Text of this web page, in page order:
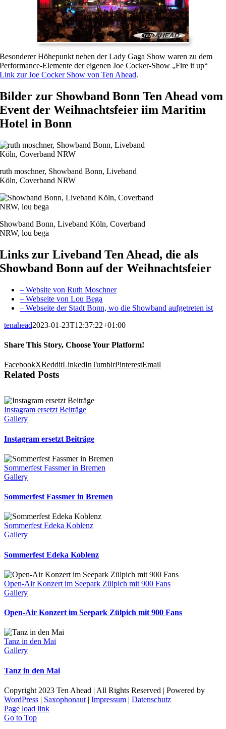
Besonderer Höhepunkt neben der Lady Gaga Show waren zu dem
Performance-Elemente der eigenen Joe Cocker-Show „Fire it up“
Link zur Joe Cocker Show von Ten Ahead.
Bilder zur Showband Bonn Ten Ahead vom
Event der Weihnachtsfeier iim Maritim
Hotel in Bonn
ruth moschner, Showband Bonn, Liveband
Köln, Coverband NRW
Showband Bonn, Liveband Köln, Coverband
NRW, lou bega
Links zur Liveband Ten Ahead, die als
Showband Bonn auf der Weihnachtsfeier
– Website von Ruth Moschner
– Webseite von Lou Bega
– Webseite der Stadt Bonn, wo die Showband aufgetreten ist
tenahead2023-01-23T12:37:22+01:00
Share This Story, Choose Your Platform!
FacebookXRedditLinkedInTumblrPinterestEmail
Related Posts
Instagram ersetzt Beiträge
Gallery
Instagram ersetzt Beiträge
Sommerfest Fassmer in Bremen
Gallery
Sommerfest Fassmer in Bremen
Sommerfest Edeka Koblenz
Gallery
Sommerfest Edeka Koblenz
Open-Air Konzert im Seepark Zülpich mit 900 Fans
Gallery
Open-Air Konzert im Seepark Zülpich mit 900 Fans
Tanz in den Mai
Gallery
Tanz in den Mai
Copyright 2023 Ten Ahead | All Rights Reserved | Powered by
WordPress | Saxophonaut | Impressum | Datenschutz
Page load link
Go to Top